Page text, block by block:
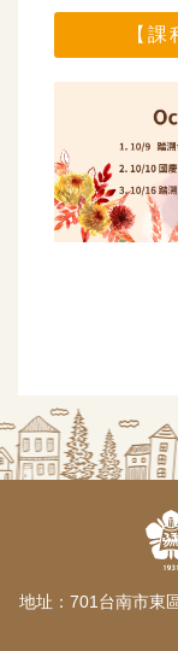
【
地址：701台南市東